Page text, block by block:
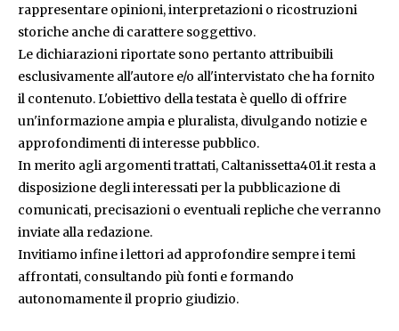
rappresentare opinioni, interpretazioni o ricostruzioni
storiche anche di carattere soggettivo.
Le dichiarazioni riportate sono pertanto attribuibili
esclusivamente all'autore e/o all'intervistato che ha fornito
il contenuto. L'obiettivo della testata è quello di offrire
un'informazione ampia e pluralista, divulgando notizie e
approfondimenti di interesse pubblico.
In merito agli argomenti trattati, Caltanissetta401.it resta a
disposizione degli interessati per la pubblicazione di
comunicati, precisazioni o eventuali repliche che verranno
inviate alla redazione.
Invitiamo infine i lettori ad approfondire sempre i temi
affrontati, consultando più fonti e formando
autonomamente il proprio giudizio.